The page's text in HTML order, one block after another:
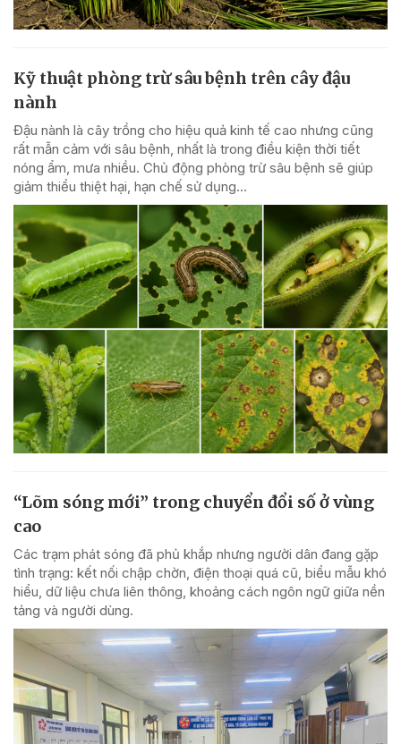
Kỹ thuật phòng trừ sâu bệnh trên cây đậu
nành
Đậu nành là cây trồng cho hiệu quả kinh tế cao nhưng cũng
rất mẫn cảm với sâu bệnh, nhất là trong điều kiện thời tiết
nóng ẩm, mưa nhiều. Chủ động phòng trừ sâu bệnh sẽ giúp
giảm thiểu thiệt hại, hạn chế sử dụng...
“Lõm sóng mới” trong chuyển đổi số ở vùng
cao
Các trạm phát sóng đã phủ khắp nhưng người dân đang gặp
tình trạng: kết nối chập chờn, điện thoại quá cũ, biểu mẫu khó
hiểu, dữ liệu chưa liên thông, khoảng cách ngôn ngữ giữa nền
tảng và người dùng.